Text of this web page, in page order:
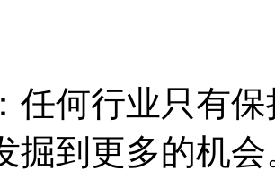
任何行业只有
掘到更多的机